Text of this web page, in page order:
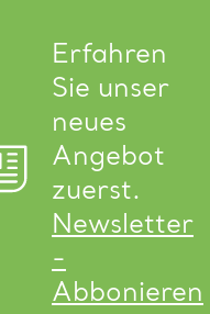
Erfahren
Sie unser
neues
Angebot
zuerst.
Newsletter
-
Abbonieren